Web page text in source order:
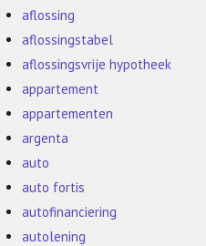
aflossing
aflossingstabel
aflossingsvrije hypotheek
appartement
appartementen
argenta
auto
auto fortis
autofinanciering
autolening